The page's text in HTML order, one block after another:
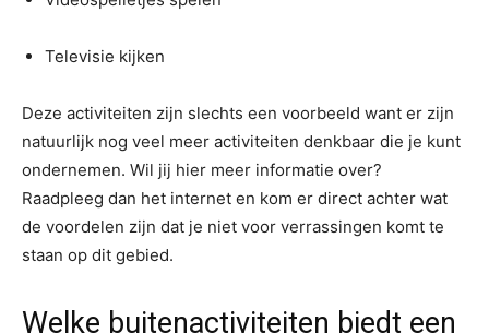
Televisie kijken
Deze activiteiten zijn slechts een voorbeeld want er zijn
natuurlijk nog veel meer activiteiten denkbaar die je kunt
ondernemen. Wil jij hier meer informatie over?
Raadpleeg dan het internet en kom er direct achter wat
de voordelen zijn dat je niet voor verrassingen komt te
staan op dit gebied.
Welke buitenactiviteiten biedt een